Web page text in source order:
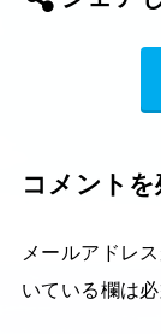
コメントを
メールアドレ
いている欄は